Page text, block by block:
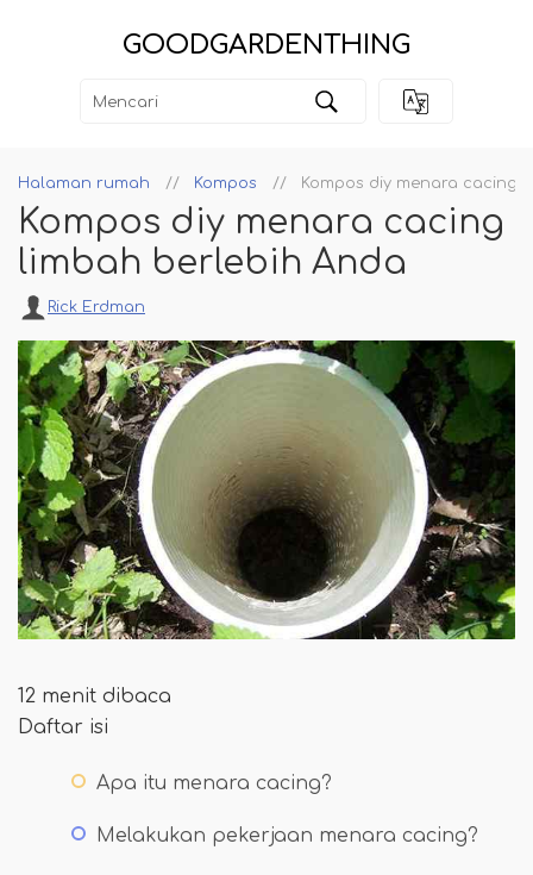
GOODGARDENTHING
Halaman rumah Kompos Kompos diy menara cacing
Kompos diy menara cacing
limbah berlebih Anda
Rick Erdman
12 menit dibaca
Daftar isi
Apa itu menara cacing?
Melakukan pekerjaan menara cacing?